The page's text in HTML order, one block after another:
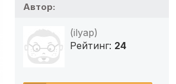
Автор:
(ilyap)
Рейтинг: 24